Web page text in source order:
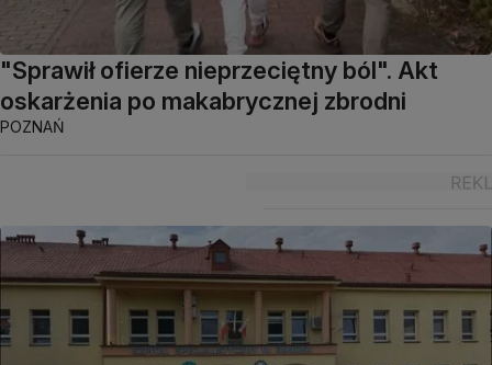
"Sprawił ofierze nieprzeciętny ból". Akt
oskarżenia po makabrycznej zbrodni
POZNAŃ